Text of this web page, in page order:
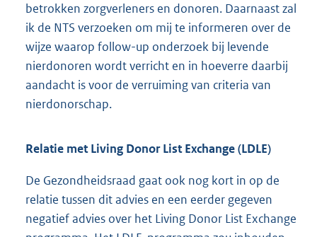
betrokken zorgverleners en donoren. Daarnaast zal
ik de NTS verzoeken om mij te informeren over de
wijze waarop follow-up onderzoek bij levende
nierdonoren wordt verricht en in hoeverre daarbij
aandacht is voor de verruiming van criteria van
nierdonorschap.
Relatie met Living Donor List Exchange (LDLE)
De Gezondheidsraad gaat ook nog kort in op de
relatie tussen dit advies en een eerder gegeven
negatief advies over het Living Donor List Exchange